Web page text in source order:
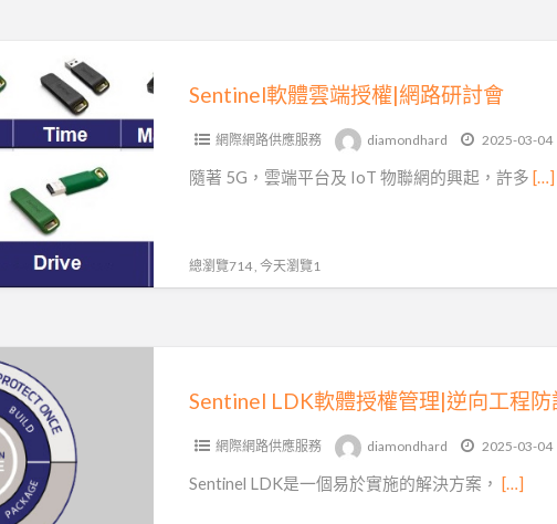
Sentinel軟體雲端授權|網路研討會
網際網路供應服務 diamondhard 2025-03-04
隨著 5G，雲端平台及 IoT 物聯網的興起，許多 […]
總瀏覽714 , 今天瀏覽1
網際網路供應服務 diamondhard 2025-03-04
Sentinel LDK是一個易於實施的解決方案， […]